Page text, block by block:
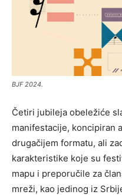
BJF 2024.
Četiri jubileja obeležiće
manifestacije, koncipiran
drugačijem formatu, ali
karakteristike koje su
mapu i preporučile za
mreži, kao jedinog iz